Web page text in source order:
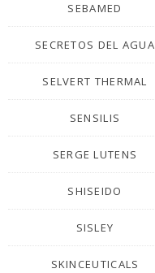
SEBAMED
SECRETOS DEL AGUA
SELVERT THERMAL
SENSILIS
SERGE LUTENS
SHISEIDO
SISLEY
SKINCEUTICALS